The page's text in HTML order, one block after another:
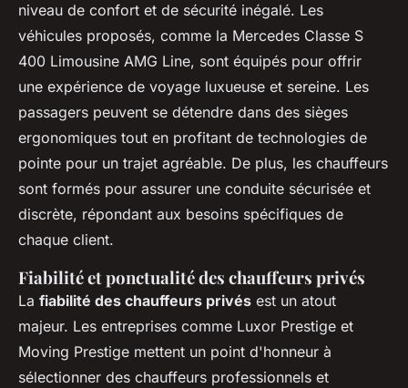
niveau de confort et de sécurité inégalé. Les
véhicules proposés, comme la Mercedes Classe S
400 Limousine AMG Line, sont équipés pour offrir
une expérience de voyage luxueuse et sereine. Les
passagers peuvent se détendre dans des sièges
ergonomiques tout en profitant de technologies de
pointe pour un trajet agréable. De plus, les chauffeurs
sont formés pour assurer une conduite sécurisée et
discrète, répondant aux besoins spécifiques de
chaque client.
Fiabilité et ponctualité des chauffeurs privés
La fiabilité des chauffeurs privés est un atout
majeur. Les entreprises comme Luxor Prestige et
Moving Prestige mettent un point d'honneur à
sélectionner des chauffeurs professionnels et